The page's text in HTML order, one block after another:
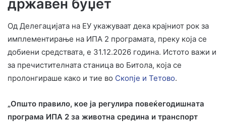
државен буџет
Од Делегацијата на ЕУ укажуваат дека крајниот рок за
имплементирање на ИПА 2 програмата, преку која се
добиени средствата, е 31.12.2026 година. Истото важи и
за пречистителната станица во Битола, која се
пролонгираше како и тие во Скопје и Тетово.
„Општо правило, кое ја регулира повеќегодишната
програма ИПА 2 за животна средина и транспорт